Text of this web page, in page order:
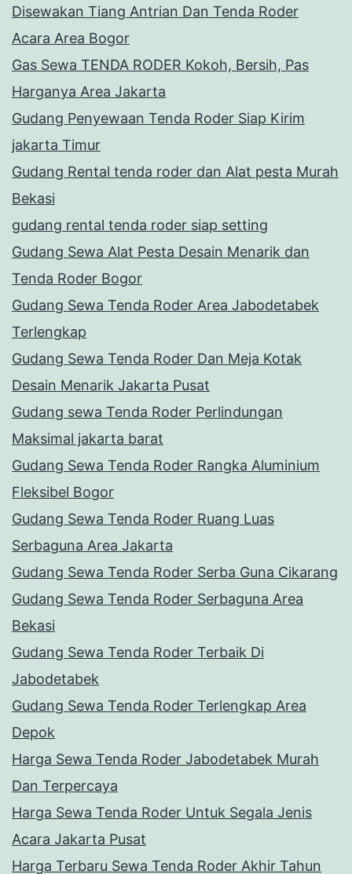
Disewakan Tiang Antrian Dan Tenda Roder
Acara Area Bogor
Gas Sewa TENDA RODER Kokoh, Bersih, Pas
Harganya Area Jakarta
Gudang Penyewaan Tenda Roder Siap Kirim
jakarta Timur
Gudang Rental tenda roder dan Alat pesta Murah
Bekasi
gudang rental tenda roder siap setting
Gudang Sewa Alat Pesta Desain Menarik dan
Tenda Roder Bogor
Gudang Sewa Tenda Roder Area Jabodetabek
Terlengkap
Gudang Sewa Tenda Roder Dan Meja Kotak
Desain Menarik Jakarta Pusat
Gudang sewa Tenda Roder Perlindungan
Maksimal jakarta barat
Gudang Sewa Tenda Roder Rangka Aluminium
Fleksibel Bogor
Gudang Sewa Tenda Roder Ruang Luas
Serbaguna Area Jakarta
Gudang Sewa Tenda Roder Serba Guna Cikarang
Gudang Sewa Tenda Roder Serbaguna Area
Bekasi
Gudang Sewa Tenda Roder Terbaik Di
Jabodetabek
Gudang Sewa Tenda Roder Terlengkap Area
Depok
Harga Sewa Tenda Roder Jabodetabek Murah
Dan Terpercaya
Harga Sewa Tenda Roder Untuk Segala Jenis
Acara Jakarta Pusat
Harga Terbaru Sewa Tenda Roder Akhir Tahun